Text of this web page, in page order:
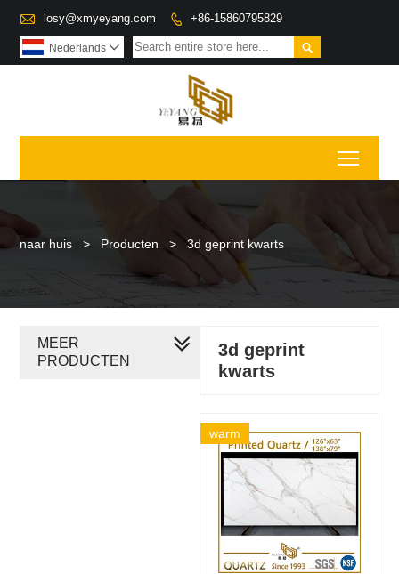
 losy@xmyeyang.com  +86-15860795829

Nederlands 
naar huis > Producten > 3d geprint kwarts
3d geprint
kwarts
warm
MEER
PRODUCTEN